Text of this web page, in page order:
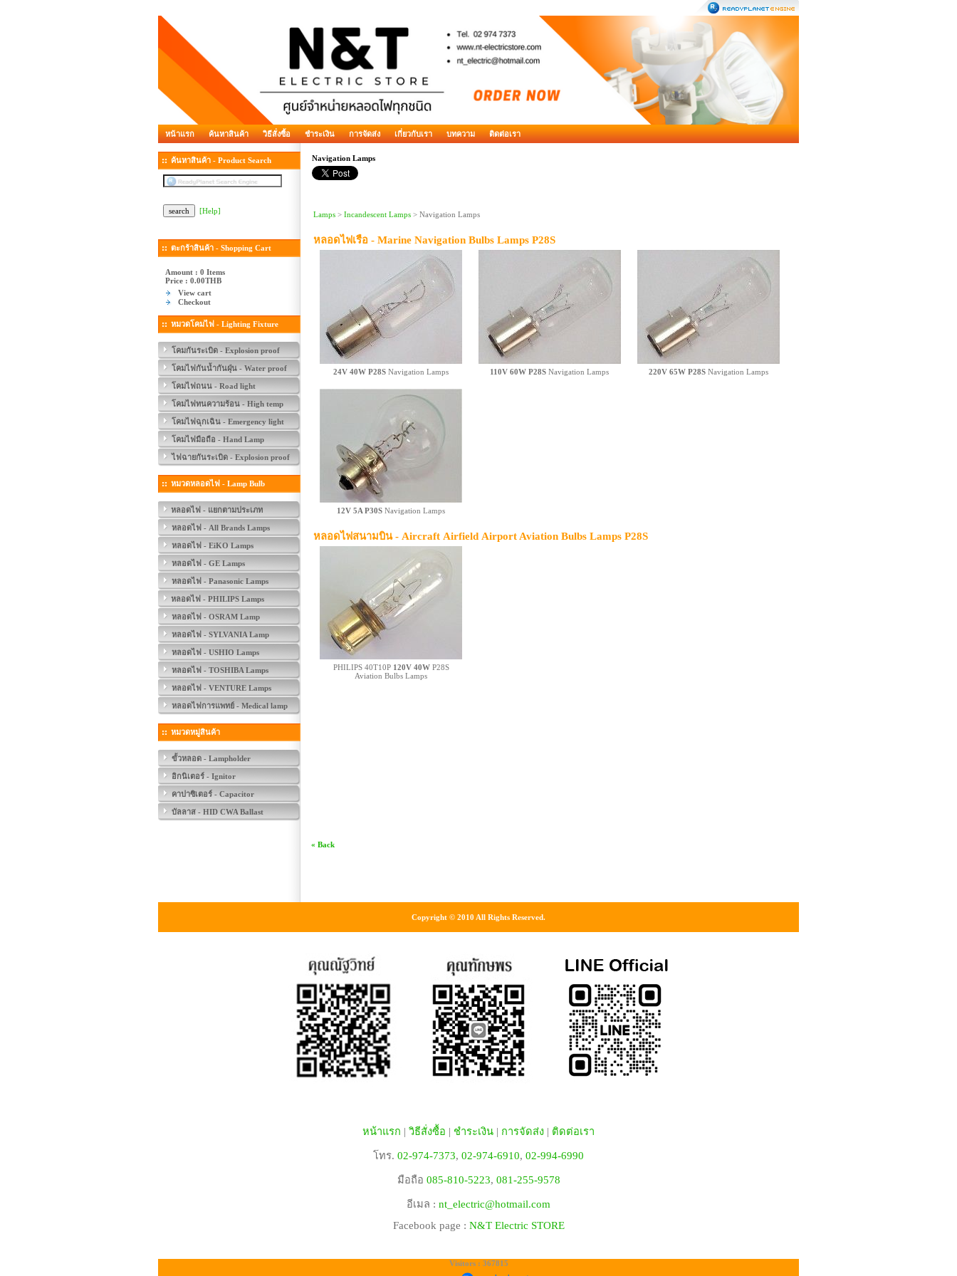
หน้าแรก ค้นหาสินค้า วิธีสั่งซื้อ ชำระเงิน การจัดส่ง เกี่ยวกับเรา บทความ ติดต่อเรา
ค้นหาสินค้า - Product Search
[Help]
ตะกร้าสินค้า - Shopping Cart
Amount : 0 Items
Price : 0.00THB
View cart
Checkout
หมวดโคมไฟ - Lighting Fixture
โคมกันระเบิด - Explosion proof
โคมไฟกันน้ำกันฝุ่น - Water proof
โคมไฟถนน - Road light
โคมไฟทนความร้อน - High temp
โคมไฟฉุกเฉิน - Emergency light
โคมไฟมือถือ - Hand Lamp
ไฟฉายกันระเบิด - Explosion proof
หมวดหลอดไฟ - Lamp Bulb
หลอดไฟ - แยกตามประเภท
หลอดไฟ - All Brands Lamps
หลอดไฟ - EiKO Lamps
หลอดไฟ - GE Lamps
หลอดไฟ - Panasonic Lamps
หลอดไฟ - PHILIPS Lamps
หลอดไฟ - OSRAM Lamp
หลอดไฟ - SYLVANIA Lamp
หลอดไฟ - USHIO Lamps
หลอดไฟ - TOSHIBA Lamps
หลอดไฟ - VENTURE Lamps
หลอดไฟการแพทย์ - Medical lamp
หมวดหมู่สินค้า
ขั้วหลอด - Lampholder
อิกนิเตอร์ - Ignitor
คาปาซิเตอร์ - Capacitor
บัลลาส - HID CWA Ballast
Navigation Lamps
Lamps> Incandescent Lamps> Navigation Lamps
หลอดไฟเรือ - Marine Navigation Bulbs Lamps P28S
24V 40W P28S Navigation Lamps 110V 60W P28S Navigation Lamps 220V 65W P28SNavigation Lamps
12V 5A P30S Navigation Lamps
หลอดไฟสนามบิน - AircraftAirfieldAirport AviationBulbsLamps P28S
PHILIPS 40T10P 120V 40WP28S
Aviation Bulbs Lamps
« Back
Copyright © 2010 All Rights Reserved.
หน้าแรก | วิธีสั่งซื้อ | ชำระเงิน| การจัดส่ง| ติดต่อเรา
โทร. 02-974-7373, 02-974-6910, 02-994-6990
มือถือ 085-810-5223, 081-255-9578
อีเมล : nt_electric@hotmail.com
Facebook page : N&T Electric STORE
Visitors : 367815